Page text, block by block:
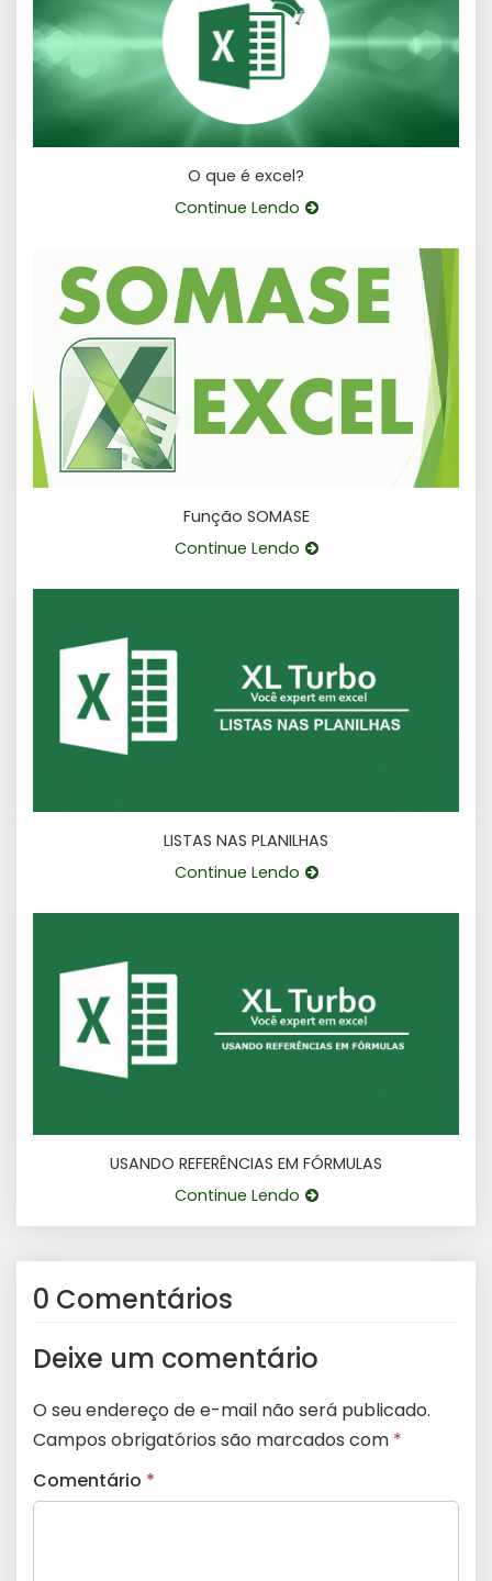
O que é excel?
Continue Lendo
Função SOMASE
Continue Lendo
LISTAS NAS PLANILHAS
Continue Lendo
USANDO REFERÊNCIAS EM FÓRMULAS
Continue Lendo
0 Comentários
Deixe um comentário
O seu endereço de e-mail não será publicado.
Campos obrigatórios são marcados com *
Comentário *